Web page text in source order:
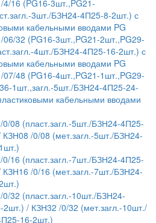
16 (PG16-3шт.,PG21-
3шт./БЗН24-4П25-8-2шт.) с
кабельными вводами PG
32 (PG16-3шт.,PG21-2шт.,PG29-
4шт./БЗН24-4П25-16-2шт.) с
кабельными вводами PG
48 (PG16-4шт.,PG21-1шт.,PG29-
1шт.,загл.-5шт./БЗН24-4П25-24-
кабельными вводами
08 (пласт.загл.-5шт./БЗН24-4П25-
/0/08 (мет.загл.-5шт./БЗН24-
16 (пласт.загл.-7шт./БЗН24-4П25-
/0/16 (мет.загл.-7шт./БЗН24-
32 (пласт.загл.-10шт./БЗН24-
/ КЗН32 /0/32 (мет.загл.-10шт./
16-2шт.)